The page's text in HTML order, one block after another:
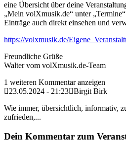
eine Übersicht über deine
„Mein volXmusik.de“ unter
Einträge auch direkt einsehen und
https://volxmusik.de/
Freundliche Grüße
Walter vom volXmusik.de-Team
1 weiteren Kommentar anzeigen
23.05.2024 - 21:23 Birgit Birk
Wie immer, übersichtlich, informativ,
zufrieden,...
Dein Kommentar zum